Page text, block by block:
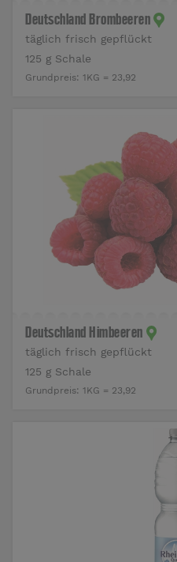
Deutschland Brombeeren
täglich frisch gepflückt
125 g Schale
Grundpreis: 1KG = 23,92
Deutschland Himbeeren
täglich frisch gepflückt
125 g Schale
Grundpreis: 1KG = 23,92